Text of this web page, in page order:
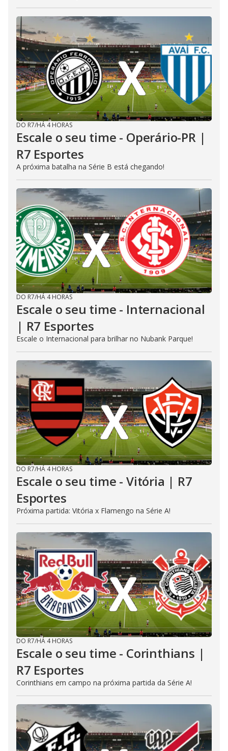
DO R7/HÁ 4 HORAS
Escale o seu time - Operário-PR |
R7 Esportes
A próxima batalha na Série B está chegando!
DO R7/HÁ 4 HORAS
Escale o seu time - Internacional
| R7 Esportes
Escale o Internacional para brilhar no Nubank Parque!
DO R7/HÁ 4 HORAS
Escale o seu time - Vitória | R7
Esportes
Próxima partida: Vitória x Flamengo na Série A!
DO R7/HÁ 4 HORAS
Escale o seu time - Corinthians |
R7 Esportes
Corinthians em campo na próxima partida da Série A!